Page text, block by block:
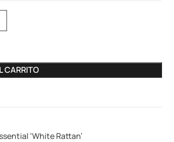
CARRITO
‘White Rattan’